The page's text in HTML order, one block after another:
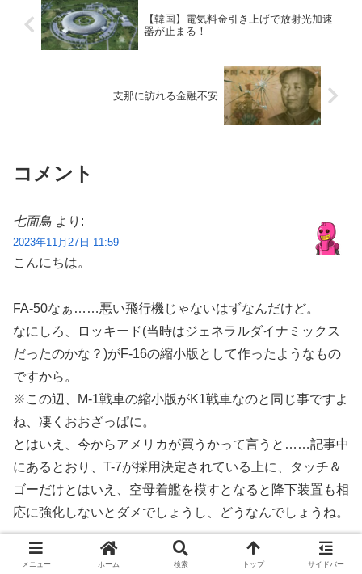
【韓国】電気料金引き上げで放射光加速
器が止まる！
支那に訪れる金融不安
コメント
七面鳥 より:
2023年11月27日 11:59
こんにちは。
FA-50なぁ……悪い飛行機じゃないはずなんだけど。
なにしろ、ロッキード(当時はジェネラルダイナミックス
だったのかな？)がF-16の縮小版として作ったようなもの
ですから。
※この辺、M-1戦車の縮小版がK1戦車なのと同じ事ですよ
ね、凄くおおざっぱに。
とはいえ、今からアメリカが買うかって言うと……記事中
にあるとおり、T-7が採用決定されている上に、タッチ＆
ゴーだけとはいえ、空母着艦を模すとなると降下装置も相
応に強化しないとダメでしょうし、どうなんでしょうね。
七面鳥の曇った目には、明るい未来は見えないなぁ……
メニュー ホーム 検索 トップ サイドバー